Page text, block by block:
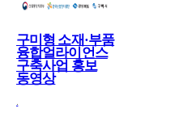
구미형 소재·부품
융합얼라이언스
구축사업 홍보
동영상
.